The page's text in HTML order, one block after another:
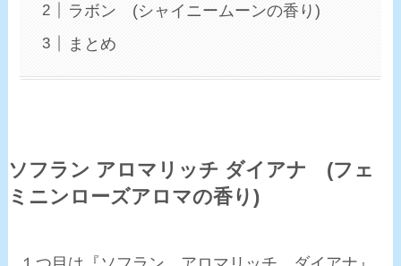
ラボン (シャイニームーンの香り)
まとめ
ソフラン アロマリッチ ダイアナ (フェ
ミニンローズアロマの香り)